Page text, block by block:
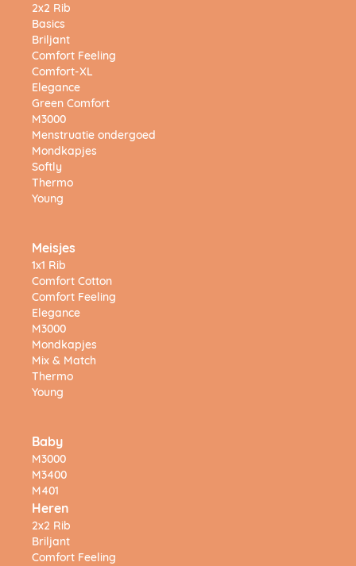
2x2 Rib
Basics
Briljant
Comfort Feeling
Comfort-XL
Elegance
Green Comfort
M3000
Menstruatie ondergoed
Mondkapjes
Softly
Thermo
Young
Meisjes
1x1 Rib
Comfort Cotton
Comfort Feeling
Elegance
M3000
Mondkapjes
Mix & Match
Thermo
Young
Baby
M3000
M3400
M401
Heren
2x2 Rib
Briljant
Comfort Feeling